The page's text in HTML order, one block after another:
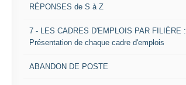
RÉPONSES de S à Z
7 - LES CADRES D'EMPLOIS PAR FILIÈRE :
Présentation de chaque cadre d'emplois
ABANDON DE POSTE